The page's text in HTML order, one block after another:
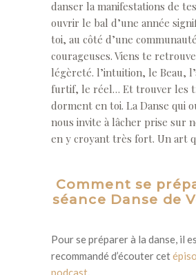
danser la manifestations de
ouvrir le bal d’une année
toi, au côté d’une
courageuses. Viens te
légèreté. l’intuition, le Beau,
furtif, le réel… Et trouver les
dorment en toi. La Danse qui
nous invite à lâcher prise sur
en y croyant très fort. Un art
Comment se
séance Danse de
Pour se préparer à la danse, il
recommandé d’écouter cet
podcast.